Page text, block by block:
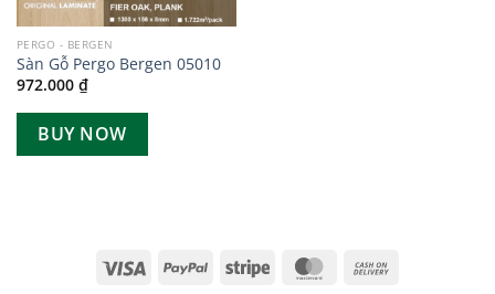
PERGO - BERGEN
Sàn Gỗ Pergo Bergen 05010
972.000 ₫
BUY NOW